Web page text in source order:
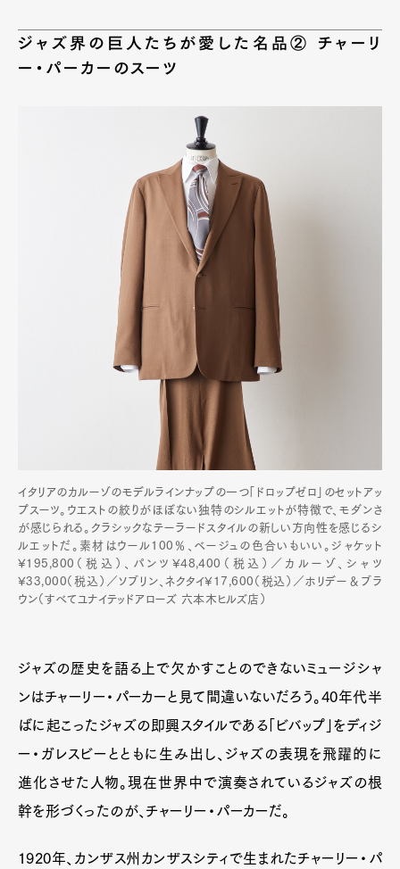
ジャズ界の巨人たちが愛した名品② チャーリ
ー・パーカーのスーツ
イタリアのカルーゾのモデルラインナップの一つ「ドロップゼロ」のセットアッ
プスーツ。ウエストの絞りがほぼない独特のシルエットが特徴で、モダンさ
が感じられる。クラシックなテーラードスタイルの新しい方向性を感じるシ
ルエットだ。素材はウール100％、ベージュの色合いもいい。ジャケット
¥195,800（税込）、パンツ¥48,400（税込）／カルーゾ、シャツ
¥33,000（税込）／ソブリン、ネクタイ¥17,600（税込）／ホリデー＆ブラ
ウン（すべてユナイテッドアローズ 六本木ヒルズ店）
ジャズの歴史を語る上で欠かすことのできないミュージシャ
ンはチャーリー・パーカーと見て間違いないだろう。40年代半
ばに起こったジャズの即興スタイルである「ビバップ」をディジ
ー・ガレスビーとともに生み出し、ジャズの表現を飛躍的に
進化させた人物。現在世界中で演奏されているジャズの根
幹を形づくったのが、チャーリー・パーカーだ。
1920年、カンザス州カンザスシティで生まれたチャーリー・パ